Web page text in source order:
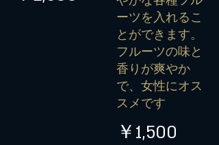
ーツを入れるこ
とができます。
フルーツの味と
香りが爽やか
で、女性にオス
スメです
￥1,500